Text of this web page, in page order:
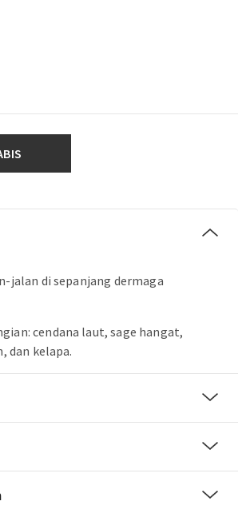
jalan di sepanjang dermaga
cendana laut, sage hangat,
dan kelapa.